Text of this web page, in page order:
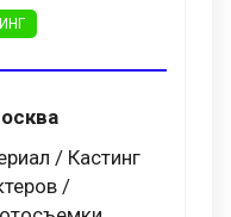
/ Кастинг
/